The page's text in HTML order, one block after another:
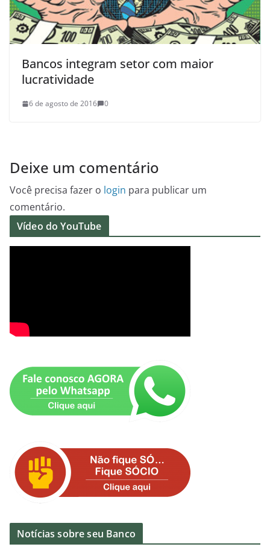
Bancos integram setor com maior
lucratividade
6 de agosto de 2016 0
Deixe um comentário
Você precisa fazer o login para publicar um
comentário.
Vídeo do YouTube
Notícias sobre seu Banco